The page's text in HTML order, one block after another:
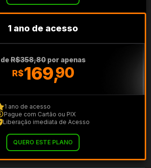
1 ano de acesso
deR$358,80por apenas
R$169,90
1 ano de acesso
Pague com Cartão ou PIX
Liberação imediata de Acesso
QUERO ESTE PLANO